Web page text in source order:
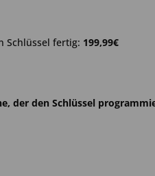
Schlüssel fertig: 199,99€
der den Schlüssel